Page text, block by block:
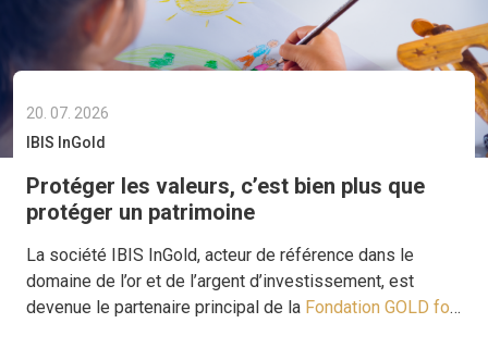
20. 07. 2026
IBIS InGold
Protéger les valeurs, c’est bien plus que
protéger un patrimoine
La société IBIS InGold, acteur de référence dans le
domaine de l’or et de l’argent d’investissement, est
devenue le partenaire principal de la Fondation GOLD for